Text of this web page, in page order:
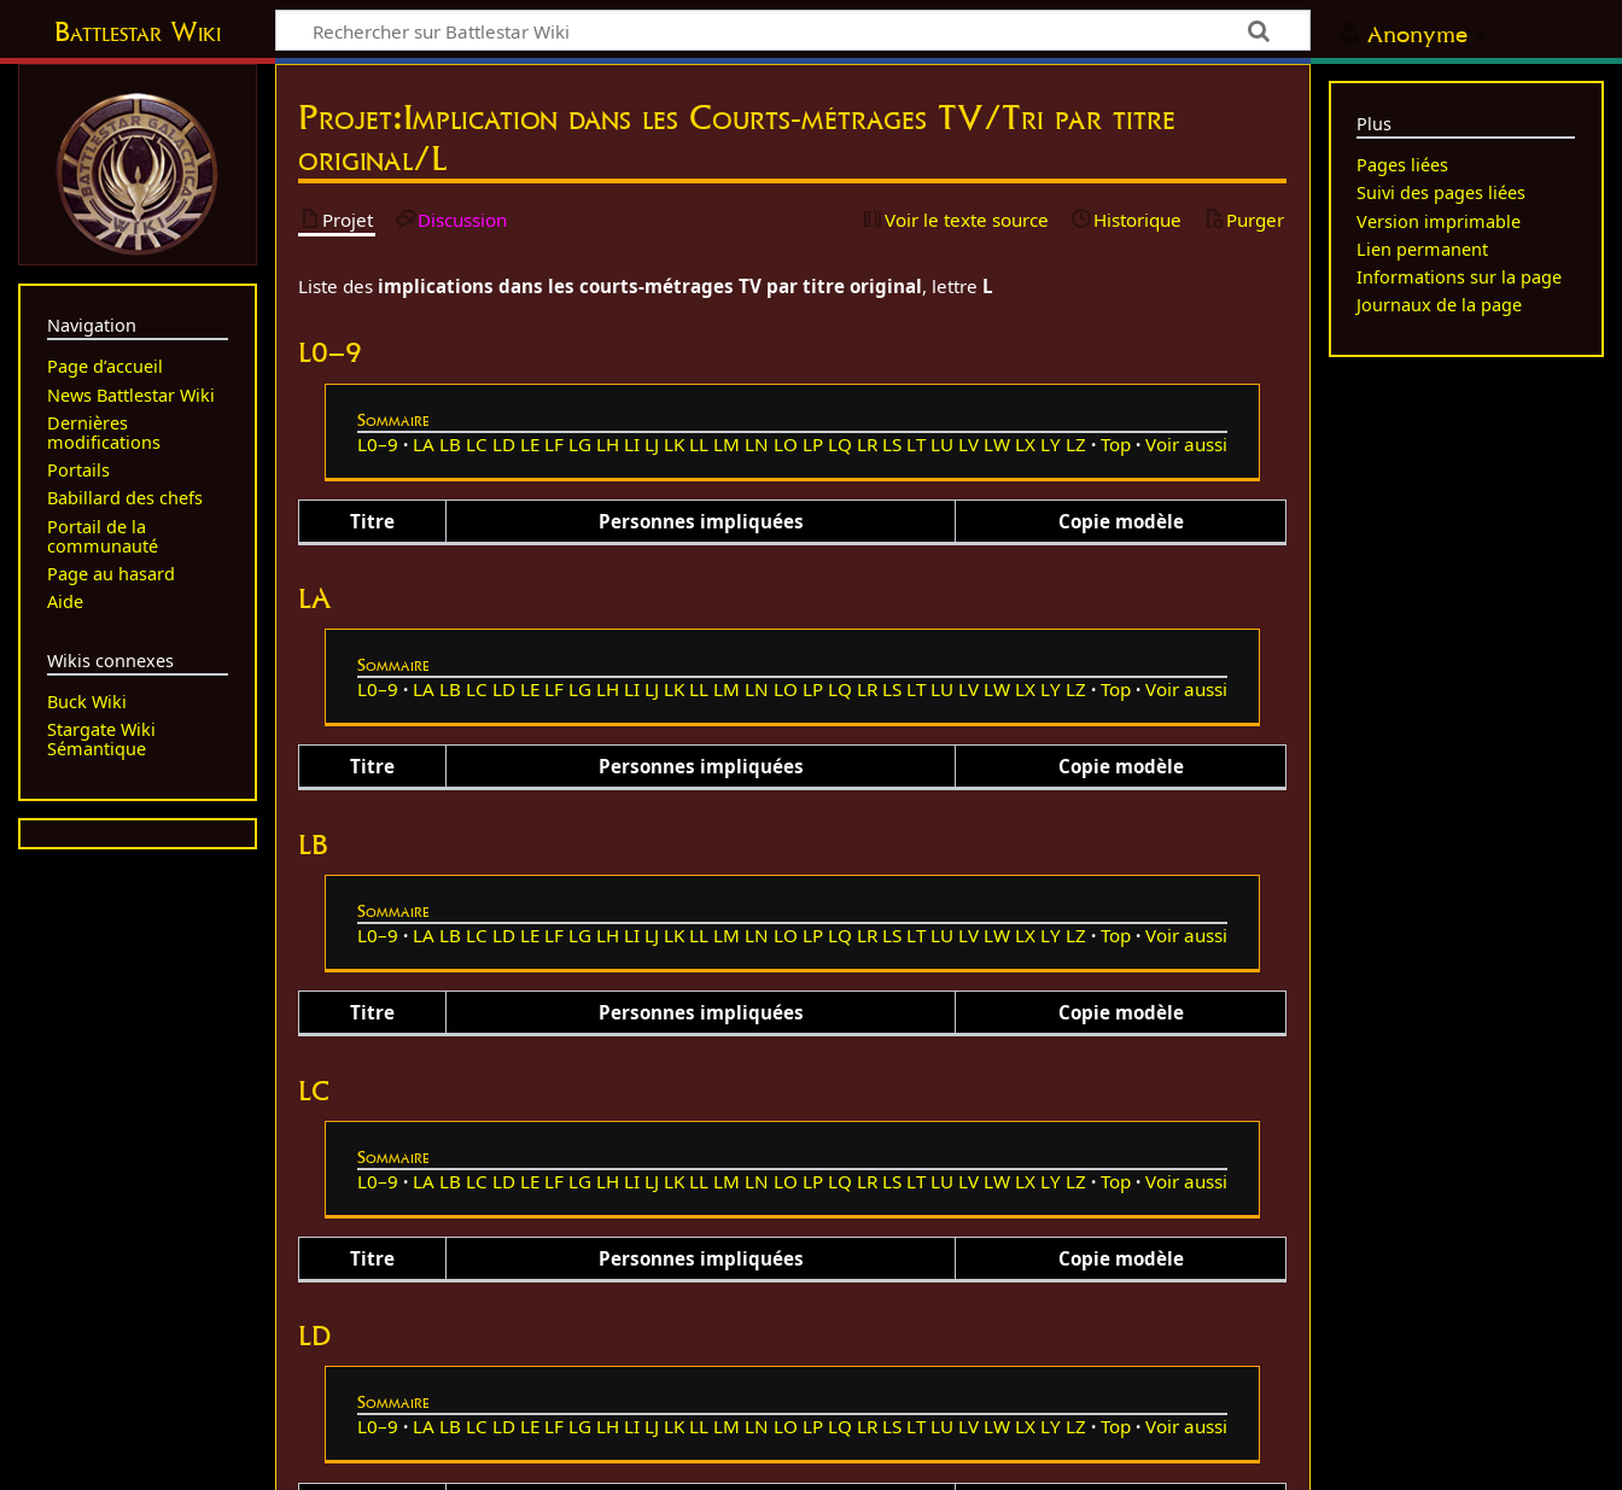
Anonyme
Battlestar Wiki
Projet:Implication dans les Courts-métrages TV/Tri par titre
original/L
Projet Discussion Voir le texte source Historique Purger
Liste des implications dans les courts-métrages TV par titre original, lettre L
L0–9
Sommaire
L0–9 LA LB LC LD LE LF LG LH LI LJ LK LL LM LN LO LP LQ LR LS LT LU LV LW LX LY LZ Top Voir aussi
Titre Personnes impliquées Copie modèle
LA
Sommaire
L0–9 LA LB LC LD LE LF LG LH LI LJ LK LL LM LN LO LP LQ LR LS LT LU LV LW LX LY LZ Top Voir aussi
Titre Personnes impliquées Copie modèle
LB
Sommaire
L0–9 LA LB LC LD LE LF LG LH LI LJ LK LL LM LN LO LP LQ LR LS LT LU LV LW LX LY LZ Top Voir aussi
Titre Personnes impliquées Copie modèle
LC
Sommaire
L0–9 LA LB LC LD LE LF LG LH LI LJ LK LL LM LN LO LP LQ LR LS LT LU LV LW LX LY LZ Top Voir aussi
Titre Personnes impliquées Copie modèle
LD
Sommaire
L0–9 LA LB LC LD LE LF LG LH LI LJ LK LL LM LN LO LP LQ LR LS LT LU LV LW LX LY LZ Top Voir aussi
Navigation
Page d’accueil
News Battlestar Wiki
Dernières
modifications
Portails
Babillard des chefs
Portail de la
communauté
Page au hasard
Aide
Wikis connexes
Buck Wiki
Stargate Wiki
Sémantique
Plus
Pages liées
Suivi des pages liées
Version imprimable
Lien permanent
Informations sur la page
Journaux de la page